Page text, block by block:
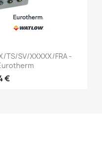
TS/SV/XXXXX/FRA -
€